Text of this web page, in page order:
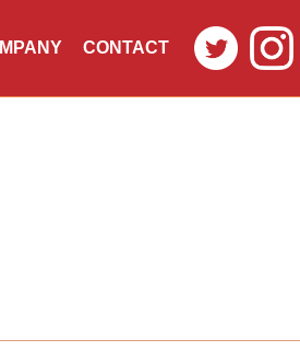
概要
CONTACT
お問合せ